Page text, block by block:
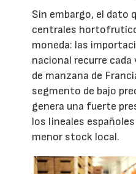
Sin embargo, el dato
centrales
moneda: las
nacional recurre
de manzana de
segmento de bajo
genera una fuerte
los lineales
menor stock local.